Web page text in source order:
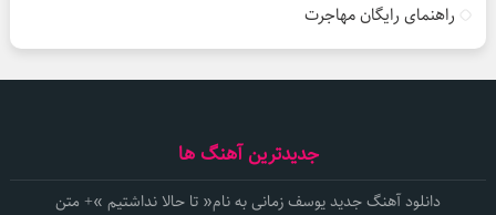
راهنمای رایگان مهاجرت
جدیدترین آهنگ ها
دانلود آهنگ جدید یوسف زمانی به نام« تا حالا نداشتیم »+ متن